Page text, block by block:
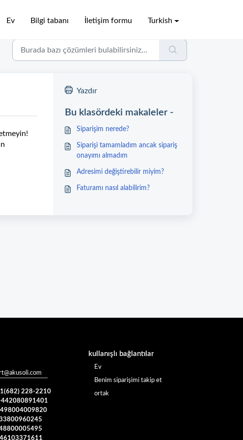
Ev Bilgi tabanı İletişim formu Turkish
Yazdır
Bu klasördeki makaleler -
Siparişim nerede?
Siparişi tamamladım ancak sipariş
onayımı almadım
Adresimi değiştirebilir miyim?
Faturamı nasıl alabilirim?
228-2210
kullanışlı bağlantılar
Ev
Benim siparişimi takip et
ortak